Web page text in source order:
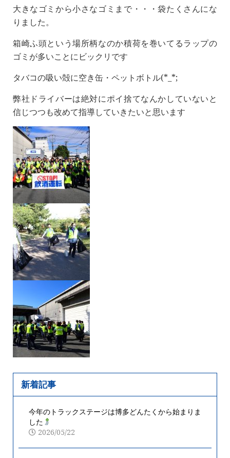
大きなゴミから小さなゴミまで・・・袋たくさんにな
りました。
箱崎ふ頭という場所柄なのか積荷を巻いてるラップの
ゴミが多いことにビックリです
タバコの吸い殻に空き缶・ペットボトル(*_*;
弊社ドライバーは絶対にポイ捨てなんかしていないと
信じつつも改めて指導していきたいと思います
新着記事
今年のトラックステージは博多どんたくから始まりま
した
2026/05/22